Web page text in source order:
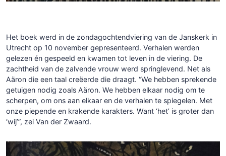
Het boek werd in de zondagochtendviering van de Janskerk in
Utrecht op 10 november gepresenteerd. Verhalen werden
gelezen én gespeeld en kwamen tot leven in de viering. De
zachtheid van de zalvende vrouw werd springlevend. Net als
Aäron die een taal creëerde die draagt. “We hebben sprekende
getuigen nodig zoals Aäron. We hebben elkaar nodig om te
scherpen, om ons aan elkaar en de verhalen te spiegelen. Met
onze piepende en krakende karakters. Want ‘het’ is groter dan
‘wij’”, zei Van der Zwaard.